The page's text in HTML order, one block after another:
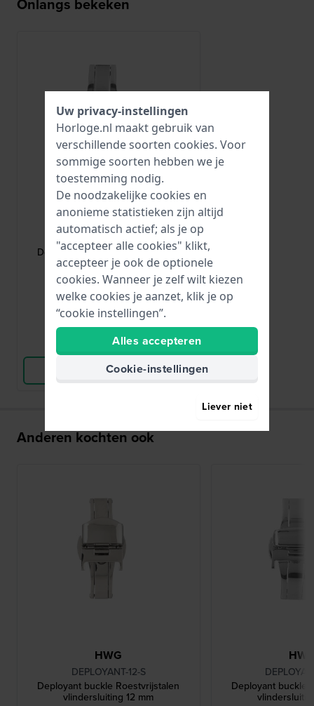
HWG
DEPLOYANT-16-S
Deployant buckle Roestvrijstalen
vlindersluiting 16 mm
7,95
● Op voorraad
Vergelijk
Bekijk Product
Anderen kochten ook
HWG
DEPLOYANT-12-S
Deployant buckle Roestvrijstalen
vlindersluiting 12 mm
Deployant buckle
Uw privacy-instellingen
Horloge.nl maakt gebruik van
verschillende soorten cookies. Voor
sommige soorten hebben we je
toestemming nodig.
De noodzakelijke cookies en
anonieme statistieken zijn altijd
automatisch actief; als je op
"accepteer alle cookies" klikt,
accepteer je ook de optionele
cookies. Wanneer je zelf wilt kiezen
welke cookies je aanzet, klik je op
“cookie instellingen”.
Alles accepteren
Cookie-instellingen
Liever niet